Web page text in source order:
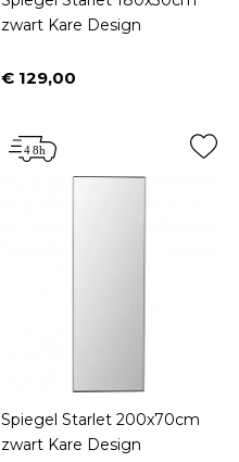
zwart Kare Design
Prijs
€ 129,00
Spiegel Starlet 200x70cm
zwart Kare Design